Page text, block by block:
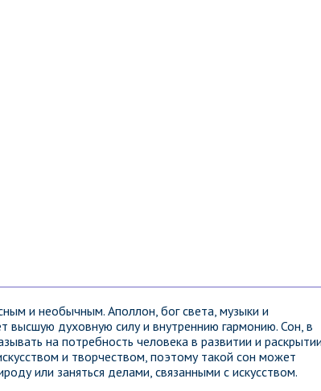
и необычным. Аполлон, бог света, музыки и
высшую духовную силу и внутреннию гармонию. Сон, в
на потребность человека в развитии и
и творчеством, поэтому такой сон может
или заняться делами, связанными с искусством.